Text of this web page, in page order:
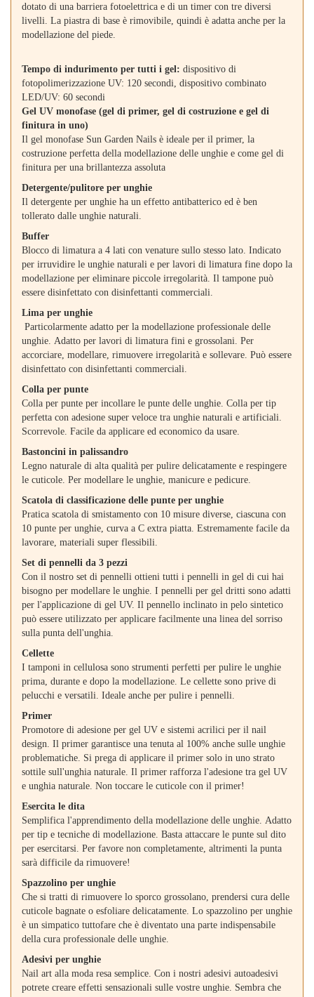
dotato di una barriera fotoelettrica e di un timer con tre diversi
livelli. La piastra di base è rimovibile, quindi è adatta anche per la
modellazione del piede.
Tempo di indurimento per tutti i gel: dispositivo di
fotopolimerizzazione UV: 120 secondi, dispositivo combinato
LED/UV: 60 secondi
Gel UV monofase (gel di primer, gel di costruzione e gel di
finitura in uno)
Il gel monofase Sun Garden Nails è ideale per il primer, la
costruzione perfetta della modellazione delle unghie e come gel di
finitura per una brillantezza assoluta
Detergente/pulitore per unghie
Il detergente per unghie ha un effetto antibatterico ed è ben
tollerato dalle unghie naturali.
Buffer
Blocco di limatura a 4 lati con venature sullo stesso lato. Indicato
per irruvidire le unghie naturali e per lavori di limatura fine dopo la
modellazione per eliminare piccole irregolarità. Il tampone può
essere disinfettato con disinfettanti commerciali.
Lima per unghie
Particolarmente adatto per la modellazione professionale delle
unghie. Adatto per lavori di limatura fini e grossolani. Per
accorciare, modellare, rimuovere irregolarità e sollevare. Può essere
disinfettato con disinfettanti commerciali.
Colla per punte
Colla per punte per incollare le punte delle unghie. Colla per tip
perfetta con adesione super veloce tra unghie naturali e artificiali.
Scorrevole. Facile da applicare ed economico da usare.
Bastoncini in palissandro
Legno naturale di alta qualità per pulire delicatamente e respingere
le cuticole. Per modellare le unghie, manicure e pedicure.
Scatola di classificazione delle punte per unghie
Pratica scatola di smistamento con 10 misure diverse, ciascuna con
10 punte per unghie, curva a C extra piatta. Estremamente facile da
lavorare, materiali super flessibili.
Set di pennelli da 3 pezzi
Con il nostro set di pennelli ottieni tutti i pennelli in gel di cui hai
bisogno per modellare le unghie. I pennelli per gel dritti sono adatti
per l'applicazione di gel UV. Il pennello inclinato in pelo sintetico
può essere utilizzato per applicare facilmente una linea del sorriso
sulla punta dell'unghia.
Cellette
I tamponi in cellulosa sono strumenti perfetti per pulire le unghie
prima, durante e dopo la modellazione. Le cellette sono prive di
pelucchi e versatili. Ideale anche per pulire i pennelli.
Primer
Promotore di adesione per gel UV e sistemi acrilici per il nail
design. Il primer garantisce una tenuta al 100% anche sulle unghie
problematiche. Si prega di applicare il primer solo in uno strato
sottile sull'unghia naturale. Il primer rafforza l'adesione tra gel UV
e unghia naturale. Non toccare le cuticole con il primer!
Esercita le dita
Semplifica l'apprendimento della modellazione delle unghie. Adatto
per tip e tecniche di modellazione. Basta attaccare le punte sul dito
per esercitarsi. Per favore non completamente, altrimenti la punta
sarà difficile da rimuovere!
Spazzolino per unghie
Che si tratti di rimuovere lo sporco grossolano, prendersi cura delle
cuticole bagnate o esfoliare delicatamente. Lo spazzolino per unghie
è un simpatico tuttofare che è diventato una parte indispensabile
della cura professionale delle unghie.
Adesivi per unghie
Nail art alla moda resa semplice. Con i nostri adesivi autoadesivi
potrete creare effetti sensazionali sulle vostre unghie. Sembra che